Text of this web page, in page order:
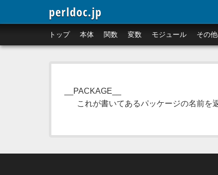
perldoc.jp
トップ 本体 関数 変数 モジュール その
__PACKAGE__
これが書いてあるパッケージの名前を